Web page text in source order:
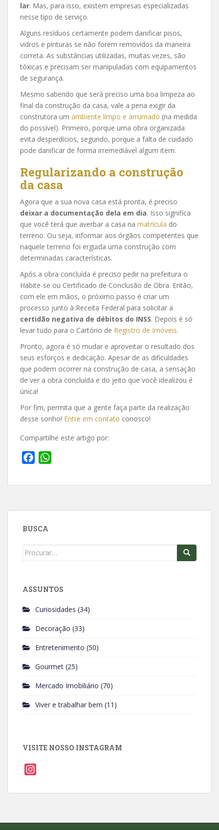
lar. Mas, para isso, existem empresas especializadas
nesse tipo de serviço.
Alguns resíduos certamente podem danificar pisos,
vidros e pinturas se não forem removidos da maneira
correta. As substâncias utilizadas, muitas vezes, são
tóxicas e precisam ser manipuladas com equipamentos
de segurança.
Mesmo sabendo que será preciso uma boa limpeza ao
final da construção da casa, vale a pena exigir da
construtora um ambiente limpo e arrumado (na medida
do possível). Primeiro, porque uma obra organizada
evita desperdícios, segundo, porque a falta de cuidado
pode danificar de forma irremediável algum item.
Regularizando a construção
da casa
Agora que a sua nova casa está pronta, é preciso
deixar a documentação dela em dia. Isso significa
que você terá que averbar a casa na matrícula do
terreno. Ou seja, informar aos órgãos competentes que
naquele terreno foi erguida uma construção com
determinadas características.
Após a obra concluída é preciso pedir na prefeitura o
Habite-se ou Certificado de Conclusão de Obra. Então,
com ele em mãos, o próximo passo é criar um
processo junto à Receita Federal para solicitar a
certidão negativa de débitos do INSS. Depois é só
levar tudo para o Cartório de Registro de Imóveis.
Pronto, agora é só mudar e aproveitar o resultado dos
seus esforços e dedicação. Apesar de as dificuldades
que podem ocorrer na construção de casa, a sensação
de ver a obra concluída e do jeito que você idealizou é
única!
Por fim, permita que a gente faça parte da realização
desse sonho! Entre em contato conosco!
Compartilhe este artigo por:
c
b
o
a
s
BUSCA
Search
ASSUNTOS
Curiosidades (34)
Decoração (33)
Entretenimento (50)
Gourmet (25)
Mercado Imobiliário (70)
Viver e trabalhar bem (11)
VISITE NOSSO INSTAGRAM
s